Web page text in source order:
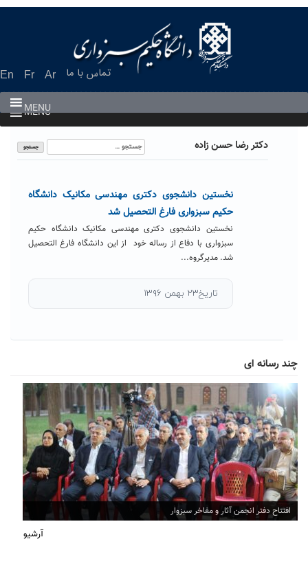
En Fr Ar تماس با ما
MENU
MENU
دکتر رضا حسن زاده
جستجو
برای:
نخستین دانشجوی دکتری مهندسی مکانیک دانشگاه
حکیم سبزواری فارغ التحصیل شد
نخستین دانشجوی دکتری مهندسی مکانیک دانشگاه حکیم
سبزواری با دفاع از رساله خود از این دانشگاه فارغ التحصیل
شد. مدیرگروه...
تاریخ۲۳ بهمن ۱۳۹۶
چند رسانه ای
افتتاح دفتر انجمن آثار و مفاخر سبزوار
آرشیو